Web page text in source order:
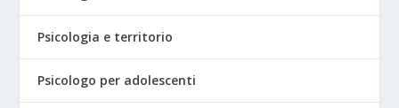
Psicologia e territorio
Psicologo per adolescenti